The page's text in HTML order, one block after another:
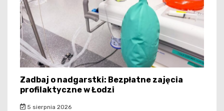
Zadbaj o nadgarstki: Bezpłatne zajęcia
profilaktyczne w Łodzi
5 sierpnia 2026